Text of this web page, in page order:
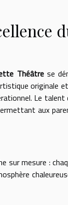
Théâtrese
originale
Le talent
aux
sur mesure :